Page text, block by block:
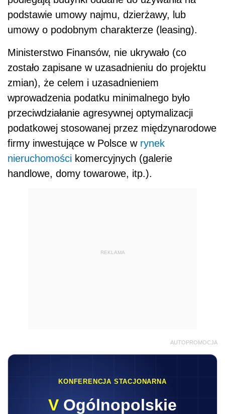
podstawie umowy najmu, dzierżawy, lub
umowy o podobnym charakterze (leasing).
Ministerstwo Finansów, nie ukrywało (co
zostało zapisane w uzasadnieniu do projektu
zmian), że celem i uzasadnieniem
wprowadzenia podatku minimalnego było
przeciwdziałanie agresywnej optymalizacji
podatkowej stosowanej przez międzynarodowe
firmy inwestujące w Polsce w rynek
nieruchomości komercyjnych (galerie
handlowe, domy towarowe, itp.).
REKLAMA
AUTOPROMOCJA
KONFERENCJA STACJONARNA
V Ogólnopolskie